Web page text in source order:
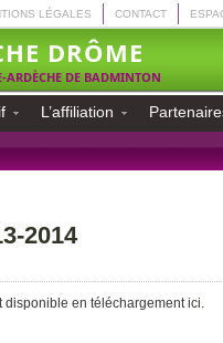
LÉGALES CONTACT
DRÔME
ARDÈCHE DE BADMINTON
L’affiliation
2014
disponible en téléchargementici.